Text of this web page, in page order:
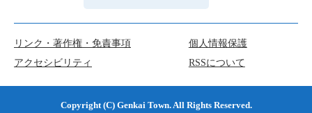
リンク・著作権・免責事項
個人情報保護
アクセシビリティ
RSSについて
Copyright (C) Genkai Town. All Rights Reserved.